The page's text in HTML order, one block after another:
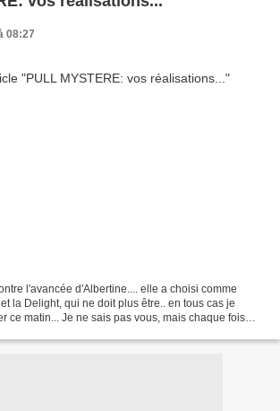
08:27
l'avancée d'Albertine.... elle a choisi comme
la Delight, qui ne doit plus être.. en tous cas je
ce matin... Je ne sais pas vous, mais chaque fois